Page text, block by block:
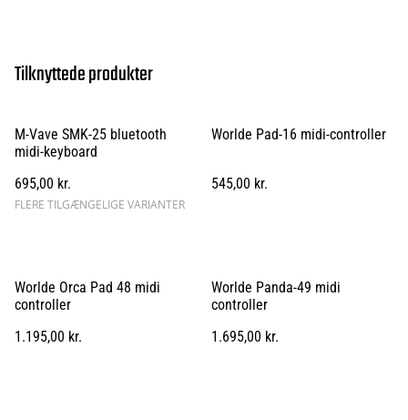
Tilknyttede produkter
M-Vave SMK-25 bluetooth
midi-keyboard
695,00 kr.
FLERE TILGÆNGELIGE VARIANTER
Worlde Pad-16 midi-controller
545,00 kr.
Worlde Orca Pad 48 midi
controller
1.195,00 kr.
Worlde Panda-49 midi
controller
1.695,00 kr.